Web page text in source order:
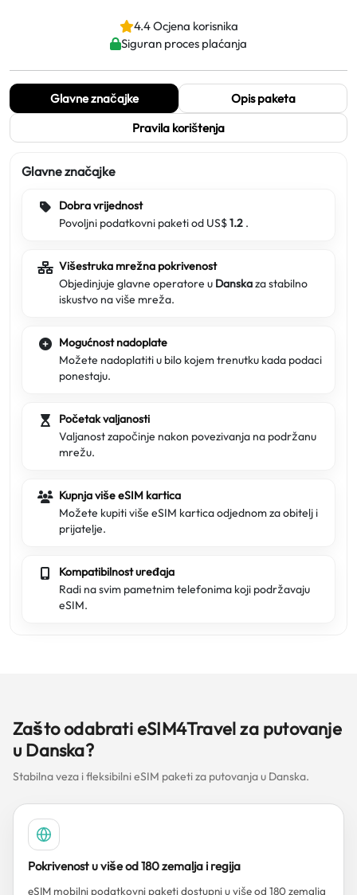
4.4 Ocjena korisnika
Siguran proces plaćanja
Glavne značajke
Opis paketa
Pravila korištenja
Glavne značajke
Dobra vrijednost
Povoljni podatkovni paketi od US$1.2 .
Višestruka mrežna pokrivenost
Objedinjuje glavne operatore u Danskaza stabilno
iskustvo na više mreža.
Mogućnost nadoplate
Možete nadoplatiti u bilo kojem trenutku kada podaci
ponestaju.
Početak valjanosti
Valjanost započinje nakon povezivanja na podržanu
mrežu.
Kupnja više eSIM kartica
Možete kupiti više eSIM kartica odjednom za obitelj i
prijatelje.
Kompatibilnost uređaja
Radi na svim pametnim telefonima koji podržavaju
eSIM.
Zašto odabrati eSIM4Travel za putovanje
u Danska?
Stabilna veza i fleksibilni eSIM paketi za putovanja u Danska.
Pokrivenost u više od 180 zemalja i regija
eSIM mobilni podatkovni paketi dostupni u više od 180 zemalja